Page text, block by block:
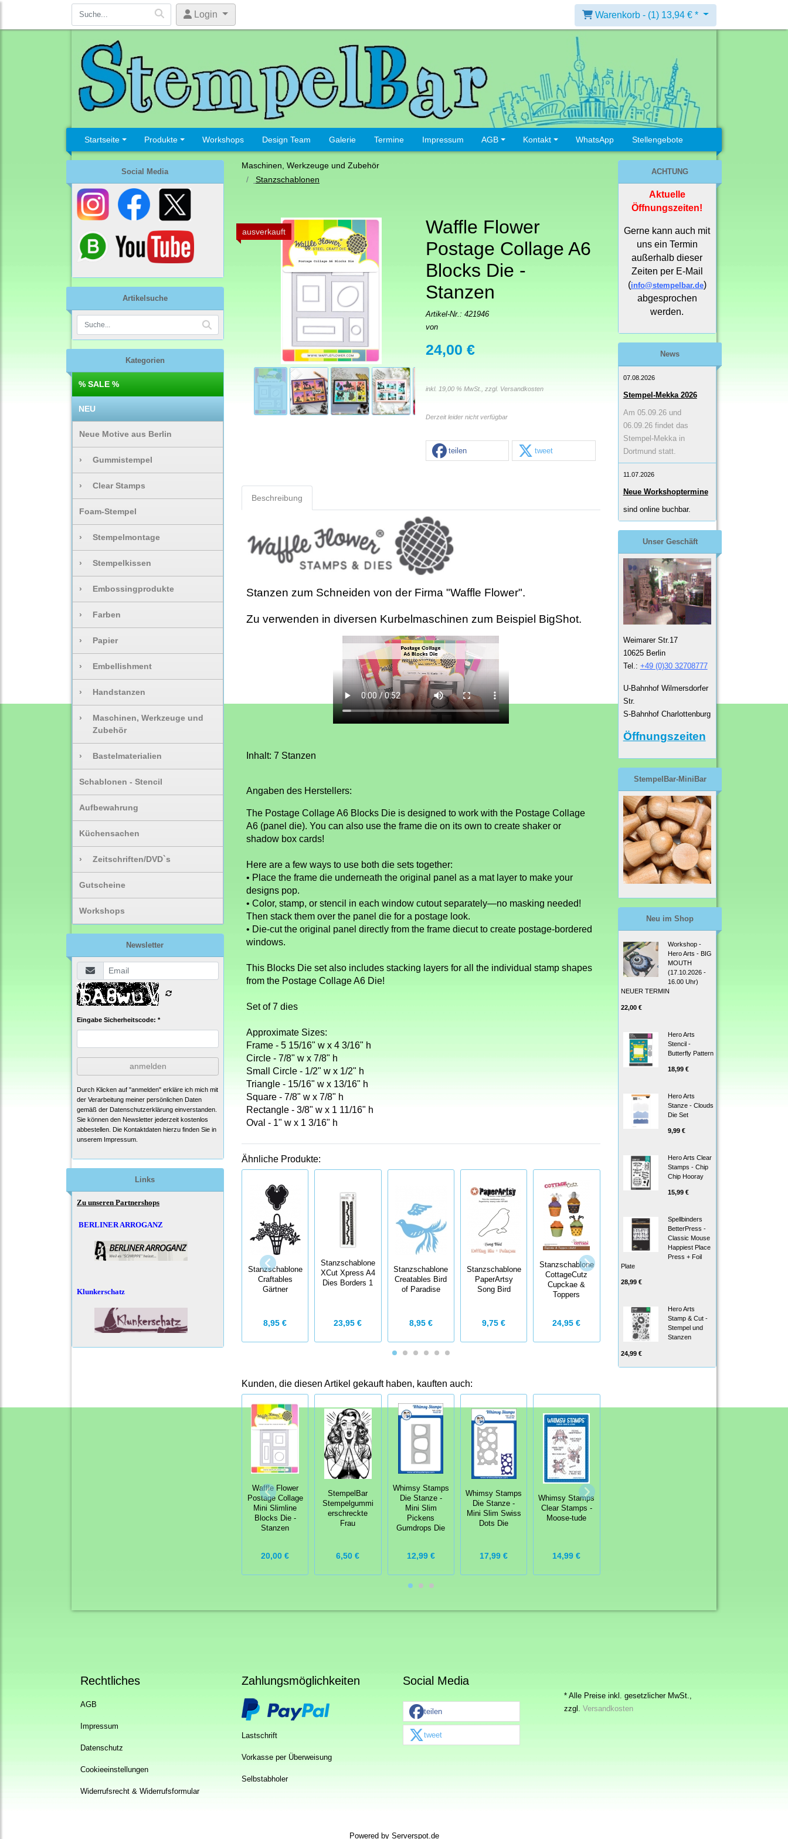
Login Warenkorb - (1) 13,94 € *
Startseite Produkte Workshops Design Team Galerie Termine Impressum AGB Kontakt WhatsApp Stellengebote
Social Media
Artikelsuche
Kategorien
% SALE %
NEU
Neue Motive aus Berlin
› Gummistempel
› Clear Stamps
Foam-Stempel
› Stempelmontage
› Stempelkissen
› Embossingprodukte
› Farben
› Papier
› Embellishment
› Handstanzen
›
Maschinen, Werkzeuge und
Zubehör
› Bastelmaterialien
Schablonen - Stencil
Aufbewahrung
Küchensachen
› Zeitschriften/DVD`s
Gutscheine
Workshops
Newsletter
Eingabe Sicherheitscode: *
anmelden
Durch Klicken auf "anmelden" erkläre ich mich mit
der Verarbeitung meiner persönlichen Daten
gemäß der Datenschutzerklärung einverstanden.
Sie können den Newsletter jederzeit kostenlos
abbestellen. Die Kontaktdaten hierzu finden Sie in
unserem Impressum.
Links
Zu unseren Partnershops
BERLINER ARROGANZ
Klunkerschatz
Maschinen, Werkzeuge und Zubehör
Stanzschablonen
ausverkauft
Waffle Flower
Postage Collage A6
Blocks Die -
Stanzen
Artikel-Nr.: 421946
von
24,00 €
inkl. 19,00 % MwSt., zzgl. Versandkosten
Derzeit leider nicht verfügbar
teilen tweet
Beschreibung
Stanzen zum Schneiden von der Firma "Waffle Flower".
Zu verwenden in diversen Kurbelmaschinen zum Beispiel BigShot.
Inhalt: 7 Stanzen
Angaben des Herstellers:
The Postage Collage A6 Blocks Die is designed to work with the Postage Collage
A6 (panel die). You can also use the frame die on its own to create shaker or
shadow box cards!
Here are a few ways to use both die sets together:
• Place the frame die underneath the original panel as a mat layer to make your
designs pop.
• Color, stamp, or stencil in each window cutout separately—no masking needed!
Then stack them over the panel die for a postage look.
• Die-cut the original panel directly from the frame diecut to create postage-bordered
windows.
This Blocks Die set also includes stacking layers for all the individual stamp shapes
from the Postage Collage A6 Die!
Set of 7 dies
Approximate Sizes:
Frame - 5 15/16" w x 4 3/16" h
Circle - 7/8" w x 7/8" h
Small Circle - 1/2" w x 1/2" h
Triangle - 15/16" w x 13/16" h
Square - 7/8" w x 7/8" h
Rectangle - 3/8" w x 1 11/16" h
Oval - 1" w x 1 3/16" h
Ähnliche Produkte:
Stanzschablone
Craftables
Gärtner
8,95 €
Stanzschablone
XCut Xpress A4
Dies Borders 1
23,95 €
Stanzschablone
Creatables Bird
of Paradise
8,95 €
Stanzschablone
PaperArtsy
Song Bird
9,75 €
Stanzschablone
CottageCutz
Cupckae &
Toppers
24,95 €
Whimsy Stamps
Comic Book
9,99 € 9,75 €
Kunden, die diesen Artikel gekauft haben, kauften auch:
Waffle Flower
Postage Collage
Mini Slimline
Blocks Die -
Stanzen
20,00 €
StempelBar
Stempelgummi
erschreckte
Frau
6,50 €
Whimsy Stamps
Die Stanze -
Mini Slim
Pickens
Gumdrops Die
12,99 €
Whimsy Stamps
Die Stanze -
Mini Slim Swiss
Dots Die
17,99 €
Whimsy Stamps
Clear Stamps -
Moose-tude
14,99 €
ACHTUNG
Aktuelle
Öffnungszeiten!
Gerne kann auch mit
uns ein Termin
außerhalb dieser
Zeiten per E-Mail
(info@stempelbar.de)
abgesprochen
werden.
News
07.08.2026
Stempel-Mekka 2026
Am 05.09.26 und
06.09.26 findet das
Stempel-Mekka in
Dortmund statt.
11.07.2026
Neue Workshoptermine
sind online buchbar.
Unser Geschäft
Weimarer Str.17
10625 Berlin
Tel.: +49 (0)30 32708777
U-Bahnhof Wilmersdorfer
Str.
S-Bahnhof Charlottenburg
Öffnungszeiten
StempelBar-MiniBar
Neu im Shop
Workshop -
Hero Arts - BIG
MOUTH
(17.10.2026 -
16.00 Uhr)
NEUER TERMIN
22,00 €
Hero Arts
Stencil -
Butterfly Pattern
18,99 €
Hero Arts
Stanze - Clouds
Die Set
9,99 €
Hero Arts Clear
Stamps - Chip
Chip Hooray
15,99 €
Spellbinders
BetterPress -
Classic Mouse
Happiest Place
Press + Foil
Plate
28,99 €
Hero Arts
Stamp & Cut -
Stempel und
Stanzen
24,99 €
Rechtliches
AGB
Impressum
Datenschutz
Cookieeinstellungen
Widerrufsrecht & Widerrufsformular
Zahlungsmöglichkeiten
Lastschrift
Vorkasse per Überweisung
Selbstabholer
Social Media
teilen
tweet
* Alle Preise inkl. gesetzlicher MwSt.,
zzgl. Versandkosten
Powered by Serverspot.de